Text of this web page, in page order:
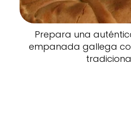
Prepara una
empanada gallega